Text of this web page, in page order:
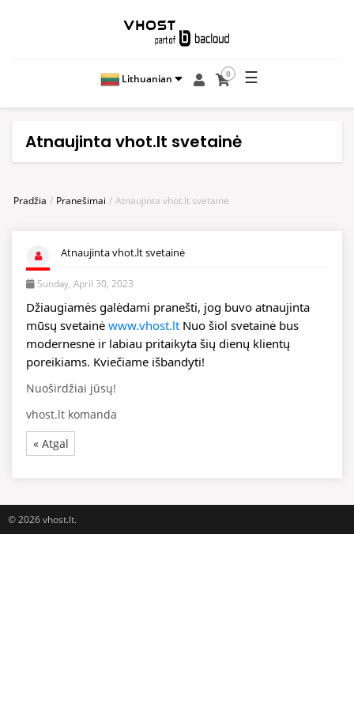
Lithuanian 0 ☰
Atnaujinta vhot.lt svetainė
Pradžia Pranešimai Atnaujinta vhot.lt svetainė
Atnaujinta vhot.lt svetainė
Sunday, April 30, 2023
Džiaugiamės galėdami pranešti, jog buvo atnaujinta
mūsų svetainė www.vhost.lt Nuo šiol svetainė bus
modernesnė ir labiau pritaikyta šių dienų klientų
poreikiams. Kviečiame išbandyti!
Nuoširdžiai jūsų!
vhost.lt komanda
« Atgal
© 2026 vhost.lt.